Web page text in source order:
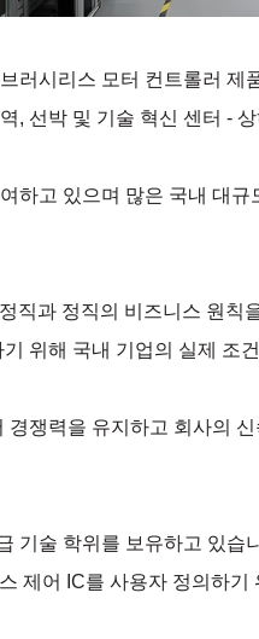
러시리스 모터 컨트롤러 제
, 선박 및 기술 혁신 센터 -
하고 있으며 많은 국내 대규
직과 정직의 비즈니스 원칙
위해 국내 기업의 실제 조
쟁력을 유지하고 회사의
기술 학위를 보유하고 있습
제어 IC를 사용자 정의하기